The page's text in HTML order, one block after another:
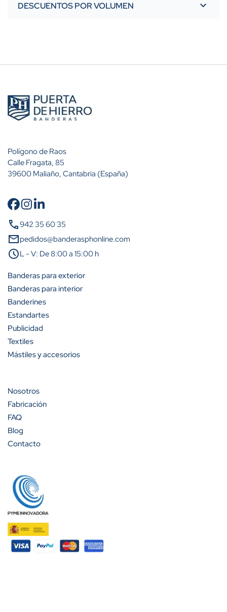
DESCUENTOS POR VOLUMEN
Cantidad
A partir de 2 unidades
A partir de 5 unidades
A partir de 10 unidades
A partir de 25 unidades
A partir de 50 unidades
A partir de 100 unidades
Polígono de Raos
Calle Fragata, 85
39600 Maliaño, Cantabria (España)
call942 35 60 35
mailpedidos@banderasphonline.com
scheduleL - V: De 8:00 a 15:00 h
Banderas para exterior
Banderas para interior
Banderines
Estandartes
Publicidad
Textiles
Mástiles y accesorios
Nosotros
Fabricación
FAQ
Blog
Contacto